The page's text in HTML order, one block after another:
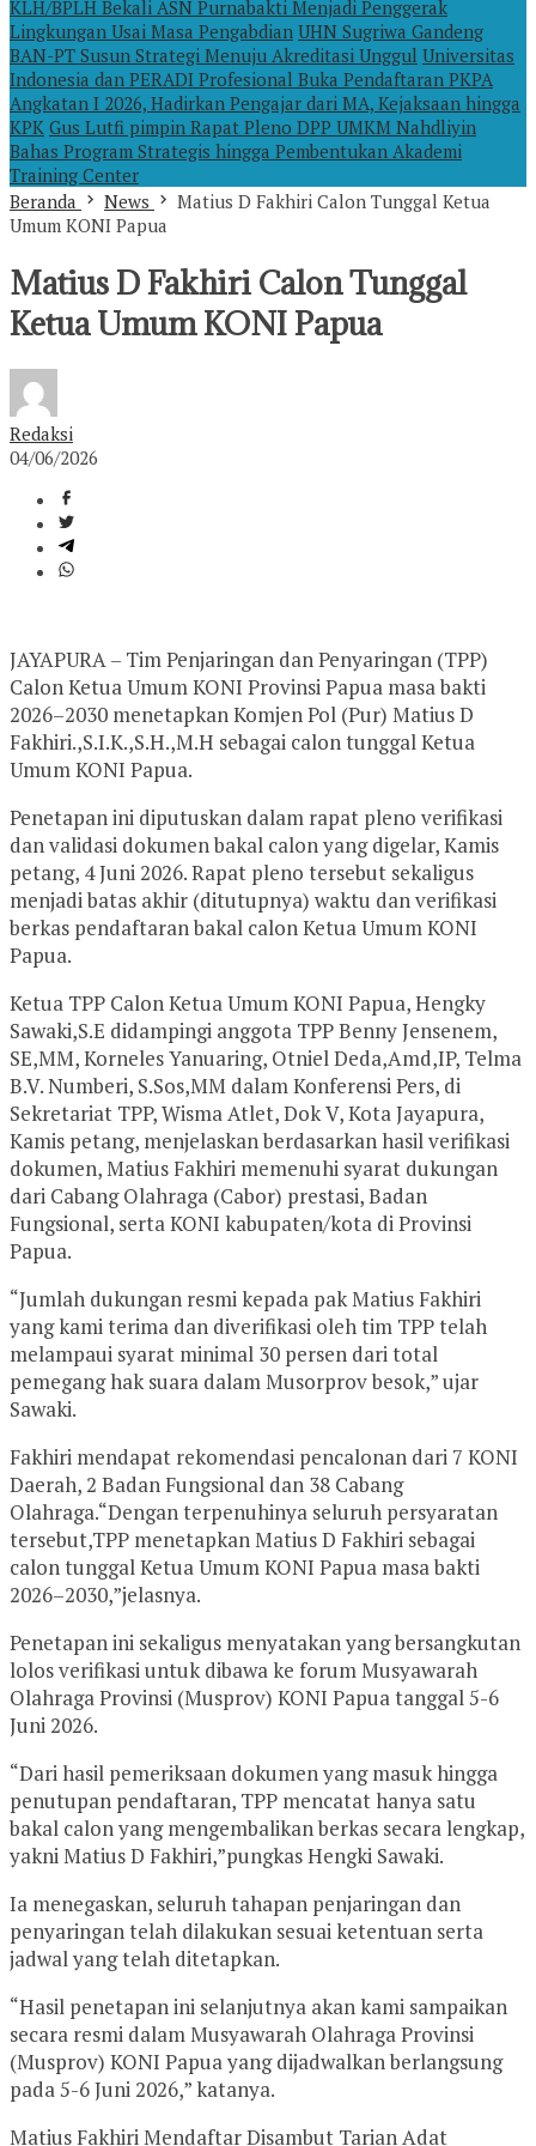
KLH/BPLH Bekali ASN Purnabakti Menjadi Penggerak
Lingkungan Usai Masa Pengabdian UHN Sugriwa Gandeng
BAN-PT Susun Strategi Menuju Akreditasi Unggul Universitas
Indonesia dan PERADI Profesional Buka Pendaftaran PKPA
Angkatan I 2026, Hadirkan Pengajar dari MA, Kejaksaan hingga
KPK Gus Lutfi pimpin Rapat Pleno DPP UMKM Nahdliyin
Bahas Program Strategis hingga Pembentukan Akademi
Training Center
Beranda
News
Matius D Fakhiri Calon Tunggal Ketua
Umum KONI Papua
Matius D Fakhiri Calon Tunggal
Ketua Umum KONI Papua
Redaksi
04/06/2026
JAYAPURA – Tim Penjaringan dan Penyaringan (TPP)
Calon Ketua Umum KONI Provinsi Papua masa bakti
2026–2030 menetapkan Komjen Pol (Pur) Matius D
Fakhiri.,S.I.K.,S.H.,M.H sebagai calon tunggal Ketua
Umum KONI Papua.
Penetapan ini diputuskan dalam rapat pleno verifikasi
dan validasi dokumen bakal calon yang digelar, Kamis
petang, 4 Juni 2026. Rapat pleno tersebut sekaligus
menjadi batas akhir (ditutupnya) waktu dan verifikasi
berkas pendaftaran bakal calon Ketua Umum KONI
Papua.
Ketua TPP Calon Ketua Umum KONI Papua, Hengky
Sawaki,S.E didampingi anggota TPP Benny Jensenem,
SE,MM, Korneles Yanuaring, Otniel Deda,Amd,IP, Telma
B.V. Numberi, S.Sos,MM dalam Konferensi Pers, di
Sekretariat TPP, Wisma Atlet, Dok V, Kota Jayapura,
Kamis petang, menjelaskan berdasarkan hasil verifikasi
dokumen, Matius Fakhiri memenuhi syarat dukungan
dari Cabang Olahraga (Cabor) prestasi, Badan
Fungsional, serta KONI kabupaten/kota di Provinsi
Papua.
“Jumlah dukungan resmi kepada pak Matius Fakhiri
yang kami terima dan diverifikasi oleh tim TPP telah
melampaui syarat minimal 30 persen dari total
pemegang hak suara dalam Musorprov besok,” ujar
Sawaki.
Fakhiri mendapat rekomendasi pencalonan dari 7 KONI
Daerah, 2 Badan Fungsional dan 38 Cabang
Olahraga.“Dengan terpenuhinya seluruh persyaratan
tersebut,TPP menetapkan Matius D Fakhiri sebagai
calon tunggal Ketua Umum KONI Papua masa bakti
2026–2030,”jelasnya.
Penetapan ini sekaligus menyatakan yang bersangkutan
lolos verifikasi untuk dibawa ke forum Musyawarah
Olahraga Provinsi (Musprov) KONI Papua tanggal 5-6
Juni 2026.
“Dari hasil pemeriksaan dokumen yang masuk hingga
penutupan pendaftaran, TPP mencatat hanya satu
bakal calon yang mengembalikan berkas secara lengkap,
yakni Matius D Fakhiri,”pungkas Hengki Sawaki.
Ia menegaskan, seluruh tahapan penjaringan dan
penyaringan telah dilakukan sesuai ketentuan serta
jadwal yang telah ditetapkan.
“Hasil penetapan ini selanjutnya akan kami sampaikan
secara resmi dalam Musyawarah Olahraga Provinsi
(Musprov) KONI Papua yang dijadwalkan berlangsung
pada 5-6 Juni 2026,” katanya.
Matius Fakhiri Mendaftar Disambut Tarian Adat